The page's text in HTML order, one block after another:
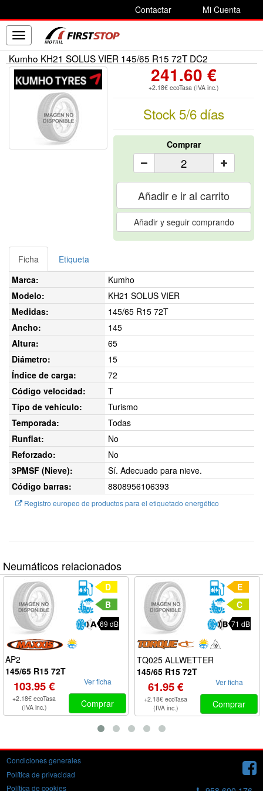
Contactar Mi Cuenta
Toggle
navigation
Kumho KH21 SOLUS VIER 145/65 R15 72T DC2
241.60 €
+2.18€ ecoTasa (IVA inc.)
Stock 5/6 días
Comprar
Añadir e ir al carrito
Añadir y seguir comprando
Ficha
Etiqueta
Marca:
Kumho
Modelo:
KH21 SOLUS VIER
Medidas:
145/65 R15 72T
Ancho:
145
Altura:
65
Diámetro:
15
Índice de carga:
72
Código velocidad:
T
Tipo de vehículo:
Turismo
Temporada:
Todas
Runflat:
No
Reforzado:
No
3PMSF (Nieve):
Sí. Adecuado para nieve.
Código barras:
8808956106393
Registro europeo de productos para el etiquetado energético
Neumáticos relacionados
D
B
69 dB
AP2
145/65 R15 72T
103.95 €
+2.18€ ecoTasa
(IVA inc.)
Ver ficha
Comprar
E
C
71 dB
TQ025 ALLWETTER
145/65 R15 72T
61.95 €
+2.18€ ecoTasa
(IVA inc.)
Ver ficha
Comprar
Condiciones generales
Política de privacidad
Política de cookies